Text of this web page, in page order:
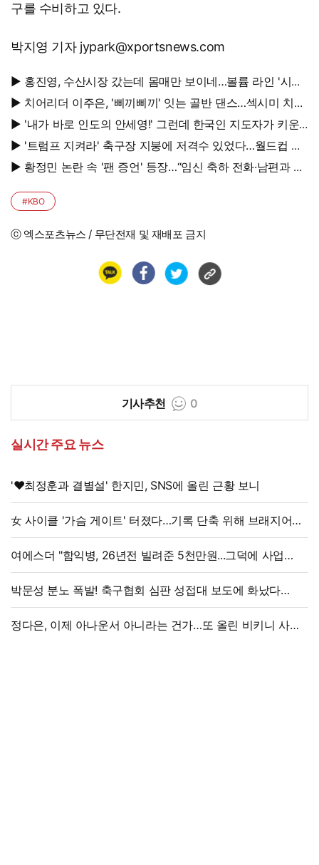
구를 수비하고 있다.
박지영 기자 jypark@xportsnews.com
▶ 홍진영, 수산시장 갔는데 몸매만 보이네…볼륨 라인 '시선
강탈'
▶ 치어리더 이주은, '삐끼삐끼' 잇는 골반 댄스…섹시미 치사
량
▶ '내가 바로 인도의 안세영!' 그런데 한국인 지도자가 키운
다
▶ '트럼프 지켜라' 축구장 지붕에 저격수 있었다…월드컵 결
승전 비화
▶ 황정민 논란 속 '팬 증언' 등장…“임신 축하 전화·남편과 식
사도”
#KBO
ⓒ 엑스포츠뉴스 / 무단전재 및 재배포 금지
기사추천 0
실시간 주요 뉴스
'♥최정훈과 결별설' 한지민, SNS에 올린 근황 보니
女 사이클 '가슴 게이트' 터졌다…기록 단축 위해 브래지어에
솜 넣는다?
여에스더 "함익병, 26년전 빌려준 5천만원...그덕에 사업
시작"
박문성 분노 폭발! 축구협회 심판 성접대 보도에 화났다
"국제 문제로 비화될 수 있어"
정다은, 이제 아나운서 아니라는 건가…또 올린 비키니 사진,